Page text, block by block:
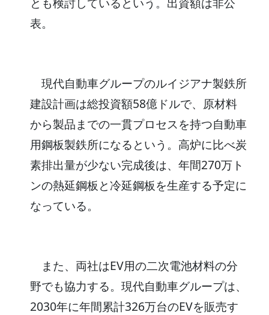
表。
現代自動車グループのルイジアナ製鉄所
建設計画は総投資額58億ドルで、原材料
から製品までの一貫プロセスを持つ自動車
用鋼板製鉄所になるという。高炉に比べ炭
素排出量が少ない完成後は、年間270万ト
ンの熱延鋼板と冷延鋼板を生産する予定に
なっている。
また、両社はEV用の二次電池材料の分
野でも協力する。現代自動車グループは、
2030年に年間累計326万台のEVを販売す